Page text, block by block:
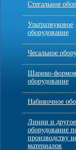
Стегальное
Ультразвуковое
оборудование
Чесальное
Шарико-
оборудование
Набивочное
Линии и другое
оборудование
производству
материалов